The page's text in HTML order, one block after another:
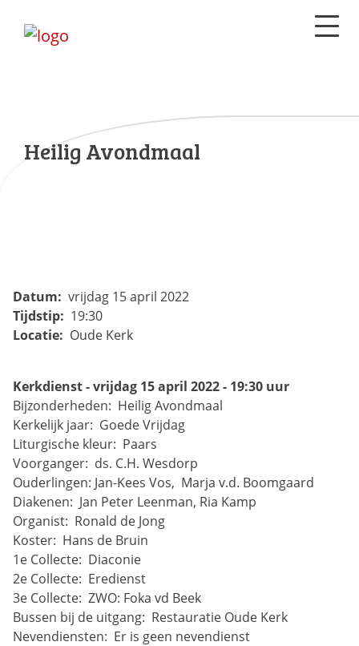
Heilig Avondmaal
Datum: vrijdag 15 april 2022
Tijdstip: 19:30
Locatie: Oude Kerk
Kerkdienst - vrijdag 15 april 2022 - 19:30 uur
Bijzonderheden: Heilig Avondmaal
Kerkelijk jaar: Goede Vrijdag
Liturgische kleur: Paars
Voorganger: ds. C.H. Wesdorp
Ouderlingen: Jan-Kees Vos, Marja v.d. Boomgaard
Diakenen: Jan Peter Leenman, Ria Kamp
Organist: Ronald de Jong
Koster: Hans de Bruin
1e Collecte: Diaconie
2e Collecte: Eredienst
3e Collecte: ZWO: Foka vd Beek
Bussen bij de uitgang: Restauratie Oude Kerk
Nevendiensten: Er is geen nevendienst